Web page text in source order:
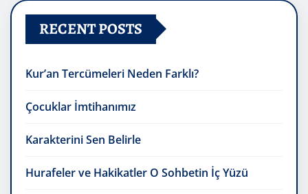
RECENT POSTS
Kur’an Tercümeleri Neden Farklı?
Çocuklar İmtihanımız
Karakterini Sen Belirle
Hurafeler ve Hakikatler O Sohbetin İç Yüzü